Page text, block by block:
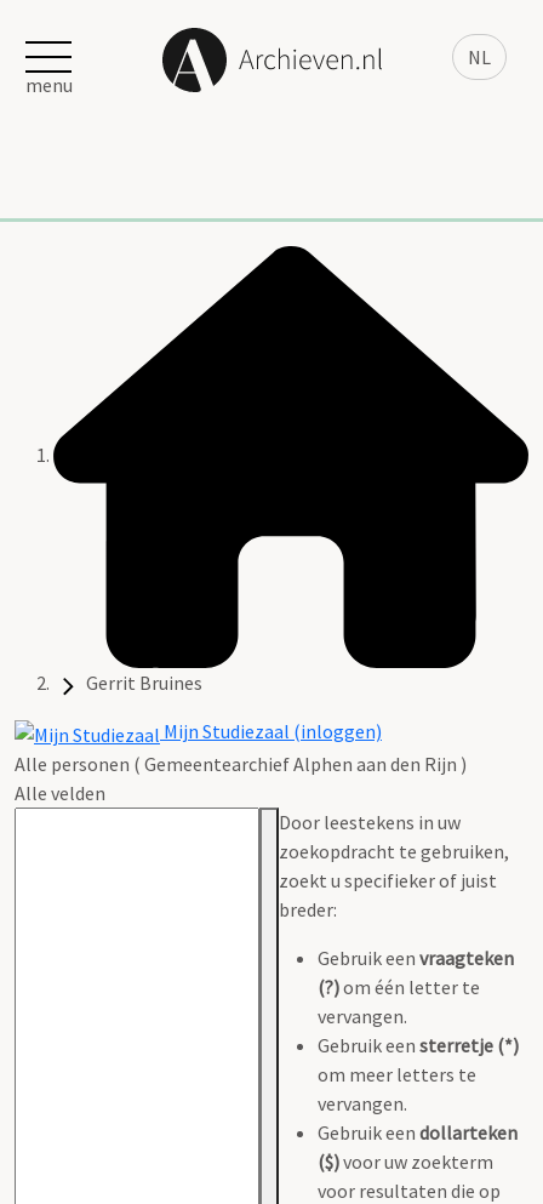
NL
menu
Gerrit Bruines
Mijn Studiezaal (inloggen)
Alle personen ( Gemeentearchief Alphen aan den Rijn )
Alle velden
Door leestekens in uw
zoekopdracht te gebruiken,
zoekt u specifieker of juist
breder:
Gebruik een vraagteken
(?)om één letter te
vervangen.
Gebruik een sterretje (*)
om meer letters te
vervangen.
Gebruik een dollarteken
($)voor uw zoekterm
voor resultaten die op